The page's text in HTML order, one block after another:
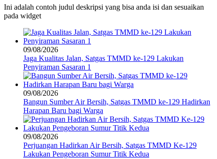
Ini adalah contoh judul deskripsi yang bisa anda isi dan sesuaikan
pada widget
09/08/2026
Jaga Kualitas Jalan, Satgas TMMD ke-129 Lakukan
Penyiraman Sasaran 1
09/08/2026
Bangun Sumber Air Bersih, Satgas TMMD ke-129 Hadirkan
Harapan Baru bagi Warga
09/08/2026
Perjuangan Hadirkan Air Bersih, Satgas TMMD Ke-129
Lakukan Pengeboran Sumur Titik Kedua